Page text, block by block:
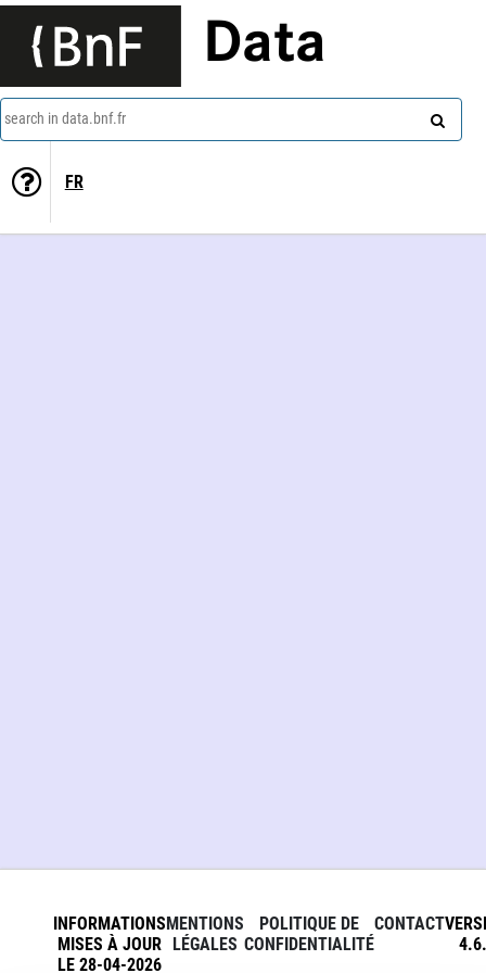
Data
search in data.bnf.fr
FR
INFORMATIONS
MISES À JOUR
LE 28-04-2026
MENTIONS
LÉGALES
POLITIQUE DE
CONFIDENTIALITÉ
CONTACT